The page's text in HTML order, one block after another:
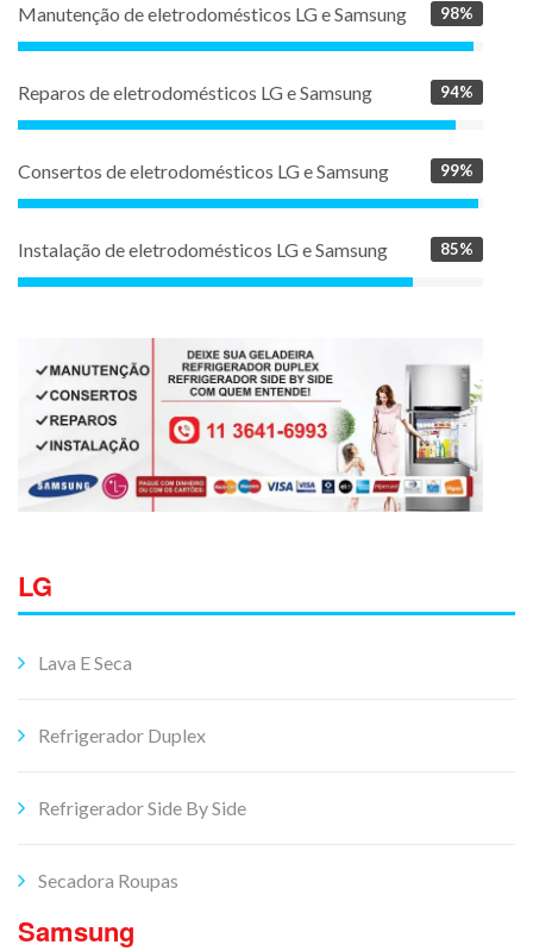
Manutenção de eletrodomésticos LG e Samsung 98%
Reparos de eletrodomésticos LG e Samsung 94%
Consertos de eletrodomésticos LG e Samsung 99%
Instalação de eletrodomésticos LG e Samsung 85%
LG
Lava E Seca
Refrigerador Duplex
Refrigerador Side By Side
Secadora Roupas
Samsung